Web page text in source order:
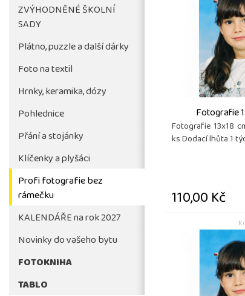
fotografie bude aktivni až
po vyúčtování objednávky
školy
ZVÝHODNĚNÉ ŠKOLNÍ
SADY
Plátno, puzzle a další dárky
Foto na textil
Hrnky, keramika, dózy
Pohlednice
Přání a stojánky
Klíčenky a plyšáci
Profi fotografie bez
rámečku
KALENDÁŘE na rok 2027
Novinky do vašeho bytu
FOTOKNIHA
TABLO
Fotografie
Fotografie 13x18
ks Dodací lhůta 1
110,00 Kč